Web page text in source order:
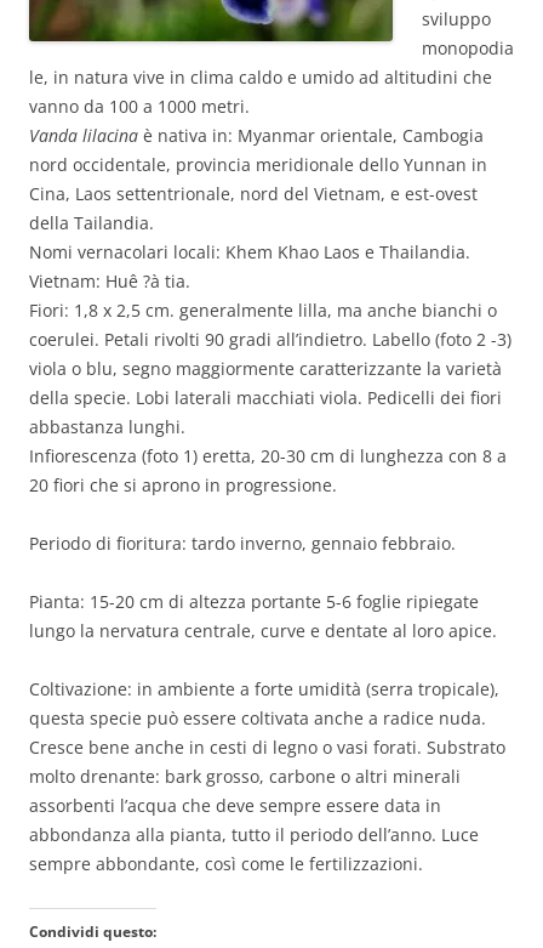
sviluppo
monopodia
le, in natura vive in clima caldo e umido ad altitudini che
vanno da 100 a 1000 metri.
Vanda lilacina è nativa in: Myanmar orientale, Cambogia
nord occidentale, provincia meridionale dello Yunnan in
Cina, Laos settentrionale, nord del Vietnam, e est-ovest
della Tailandia.
Nomi vernacolari locali: Khem Khao Laos e Thailandia.
Vietnam: Huê ?à tia.
Fiori: 1,8 x 2,5 cm. generalmente lilla, ma anche bianchi o
coerulei. Petali rivolti 90 gradi all’indietro. Labello (foto 2 -3)
viola o blu, segno maggiormente caratterizzante la varietà
della specie. Lobi laterali macchiati viola. Pedicelli dei fiori
abbastanza lunghi.
Infiorescenza (foto 1) eretta, 20-30 cm di lunghezza con 8 a
20 fiori che si aprono in progressione.
Periodo di fioritura: tardo inverno, gennaio febbraio.
Pianta: 15-20 cm di altezza portante 5-6 foglie ripiegate
lungo la nervatura centrale, curve e dentate al loro apice.
Coltivazione: in ambiente a forte umidità (serra tropicale),
questa specie può essere coltivata anche a radice nuda.
Cresce bene anche in cesti di legno o vasi forati. Substrato
molto drenante: bark grosso, carbone o altri minerali
assorbenti l’acqua che deve sempre essere data in
abbondanza alla pianta, tutto il periodo dell’anno. Luce
sempre abbondante, così come le fertilizzazioni.
Condividi questo: